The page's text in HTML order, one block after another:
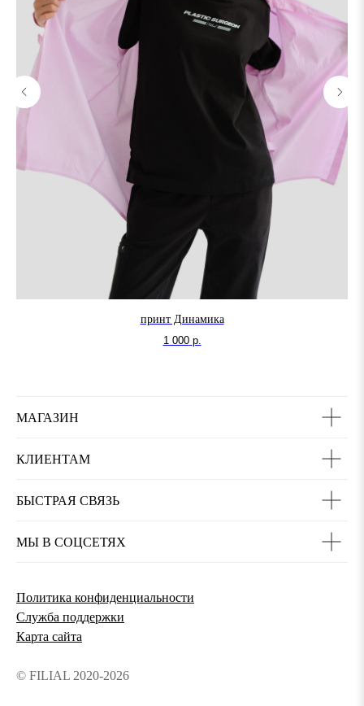
принт Динамика
1 000 р.
МАГАЗИН
КЛИЕНТАМ
БЫСТРАЯ СВЯЗЬ
МЫ В СОЦСЕТЯХ
Политика конфиденциальности
Служба поддержки
Карта сайта
© FILIAL 2020-2026